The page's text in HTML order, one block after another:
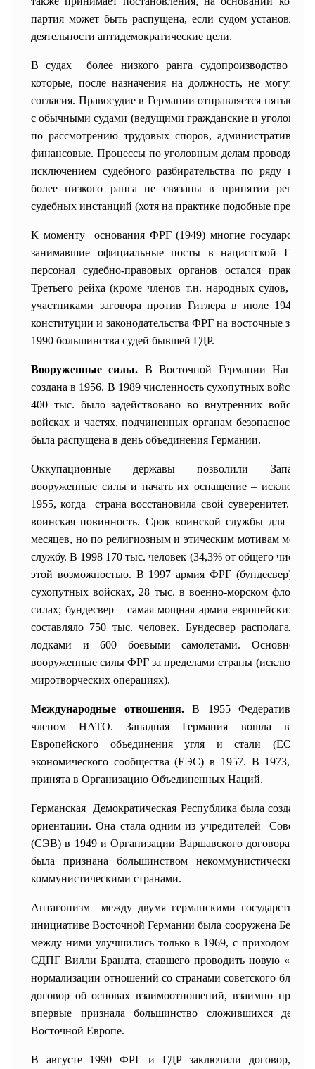
партия может быть распущена, если судом
деятельности антидемократические цели.
В судах более низкого ранга судопроизводство
которые, после назначения на должность, не могут
согласия. Правосудие в Германии отправляется пятью
с обычными судами (ведущими гражданские и уголовные
по рассмотрению трудовых споров,
финансовые. Процессы по уголовным делам проводятся
исключением судебного разбирательства по ряду
более низкого ранга не связаны в принятии
судебных инстанций (хотя на практике подобные
К моменту основания ФРГ (1949) многие
занимавшие официальные посты в нацистской
персонал судебно-правовых органов остался
Третьего рейха (кроме членов т.н. народных судов,
участниками заговора против Гитлера в июле 1944).
конституции и законодательства ФРГ на восточные
1990 большинства судей бывшей ГДР.
Вооруженные силы. В Восточной Германии
создана в 1956. В 1989 численность сухопутных войск
400 тыс. было задействовано во внутренних
войсках и частях, подчиненных органам безопасности.
была распущена в день объединения Германии.
Оккупационные державы позволили
вооруженные силы и начать их оснащение –
1955, когда страна восстановила свой суверенитет. В
воинская повинность. Срок воинской службы для
месяцев, но по религиозным и этическим мотивам
службу. В 1998 170 тыс. человек (34,3% от общего числа
этой возможностью. В 1997 армия ФРГ (бундесвер)
сухопутных войсках, 28 тыс. в военно-морском флоте
силах; бундесвер – самая мощная армия европейских
составляло 750 тыс. человек. Бундесвер располагал
лодками и 600 боевыми самолетами. Основной
вооруженные силы ФРГ за пределами страны (исключение
миротворческих операциях).
Международные отношения.В 1955 Федеративная
членом НАТО. Западная Германия вошла в число
Европейского объединения угля и стали
экономического сообщества (ЕЭС) в 1957. В 1973,
принята в Организацию Объединенных Наций.
Германская Демократическая Республика была создана
ориентации. Она стала одним из учредителей Совета
(СЭВ) в 1949 и Организации Варшавского договора в
была признана большинством некоммунистических
коммунистическими странами.
Антагонизм между двумя германскими
инициативе Восточной Германии была сооружена
между ними улучшились только в 1969, с приходом на
СДПГ Вилли Брандта, ставшего проводить новую
нормализации отношений со странами советского
договор об основах взаимоотношений, взаимно
впервые признала большинство сложившихся де-
Восточной Европе.
В августе 1990 ФРГ и ГДР заключили договор,